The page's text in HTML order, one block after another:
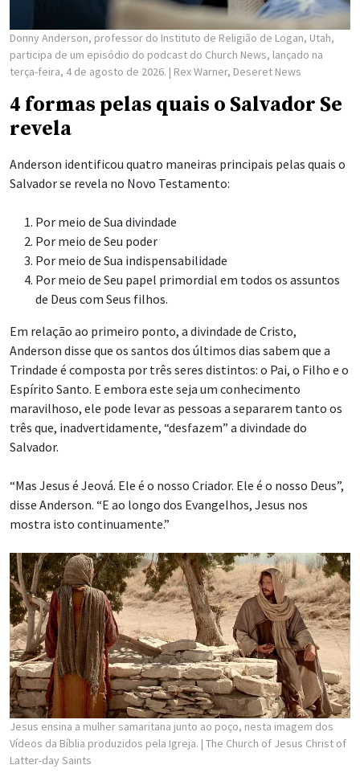
Donny Anderson, professor do Instituto de Religião de Logan, Utah,
participa de um episódio do podcast do Church News, lançado na
terça-feira, 4 de agosto de 2026. | Rex Warner, Deseret News
4 formas pelas quais o Salvador Se
revela
Anderson identificou quatro maneiras principais pelas quais o
Salvador se revela no Novo Testamento:
Por meio de Sua divindade
Por meio de Seu poder
Por meio de Sua indispensabilidade
Por meio de Seu papel primordial em todos os assuntos
de Deus com Seus filhos.
Em relação ao primeiro ponto, a divindade de Cristo,
Anderson disse que os santos dos últimos dias sabem que a
Trindade é composta por três seres distintos: o Pai, o Filho e o
Espírito Santo. E embora este seja um conhecimento
maravilhoso, ele pode levar as pessoas a separarem tanto os
três que, inadvertidamente, “desfazem” a divindade do
Salvador.
“Mas Jesus é Jeová. Ele é o nosso Criador. Ele é o nosso Deus”,
disse Anderson. “E ao longo dos Evangelhos, Jesus nos
mostra isto continuamente.”
Jesus ensina a mulher samaritana junto ao poço, nesta imagem dos
Vídeos da Bíblia produzidos pela Igreja. | The Church of Jesus Christ of
Latter-day Saints